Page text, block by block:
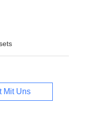
Mit Uns